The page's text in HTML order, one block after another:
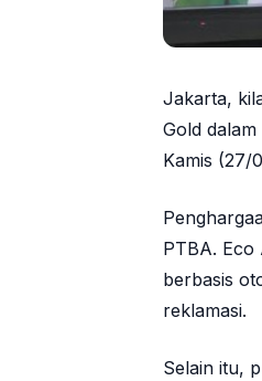
Jakarta,
Gold
Kamis (27/
PTBA. Eco
berbasis
reklamasi.
Selain itu,